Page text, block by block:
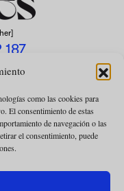
como las cookies para
El consentimiento de estas
de navegación o las
el consentimiento, puede
187